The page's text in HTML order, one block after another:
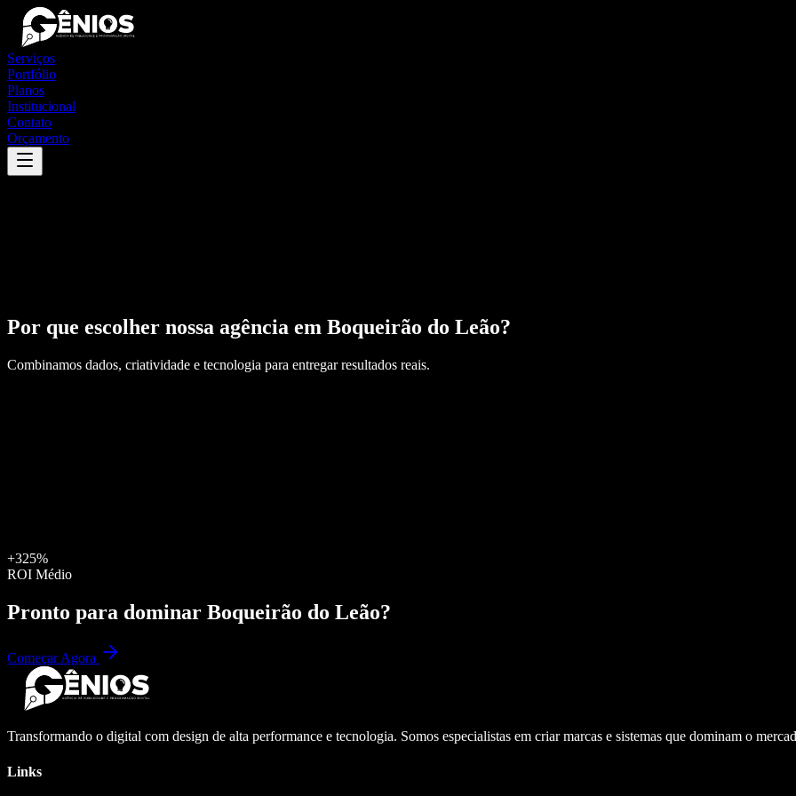
Serviços
Portfólio
Planos
Institucional
Contato
Orçamento
Por que escolher nossa agência em Boqueirão do Leão?
Combinamos dados, criatividade e tecnologia para entregar resultados reais.
+325%
ROI Médio
Pronto para dominar Boqueirão do Leão?
Começar Agora
Transformando o digital com design de alta performance e tecnologia. Somos especialistas em criar marcas e sistemas que dominam o
Links